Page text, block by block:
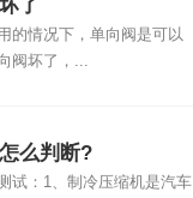
了
的情况下，单向阀是可以
阀坏了，...
么判断?
试：1、制冷压缩机是汽车